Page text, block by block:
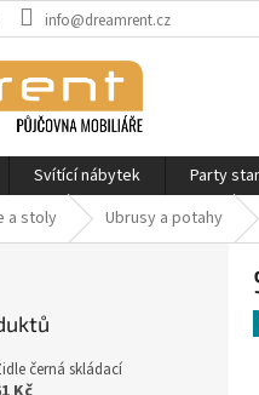
info@dreamrent.cz
Svítící nábytek Party
a stoly Ubrusy a potahy
černá skládací